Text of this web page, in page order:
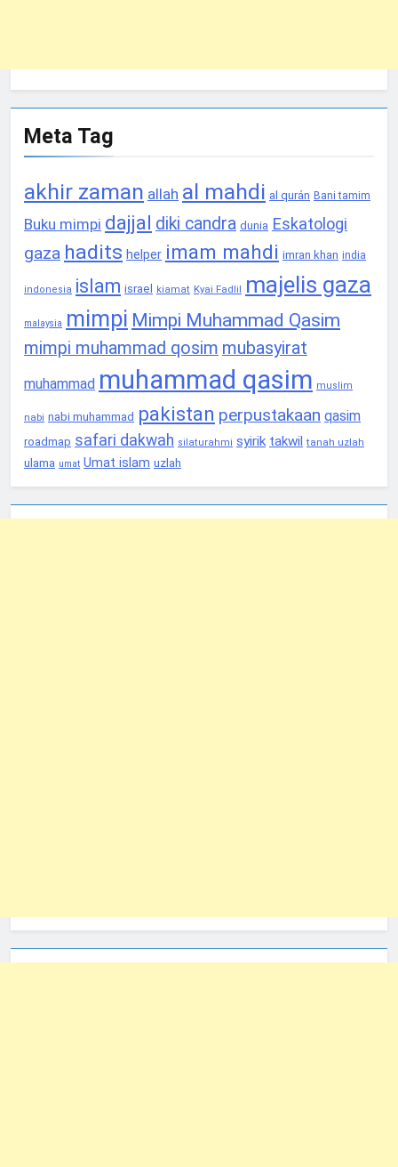
Meta Tag
akhir zaman allah al mahdi al qurán Bani tamim
Buku mimpi dajjal diki candra dunia Eskatologi
gaza hadits helper imam mahdi imran khan india
indonesia islam israel kiamat Kyai Fadlil majelis gaza
malaysia mimpi Mimpi Muhammad Qasim
mimpi muhammad qosim mubasyirat
muhammad muhammad qasim muslim
nabi nabi muhammad pakistan perpustakaan qasim
roadmap safari dakwah silaturahmi syirik takwil tanah uzlah
ulama umat Umat islam uzlah